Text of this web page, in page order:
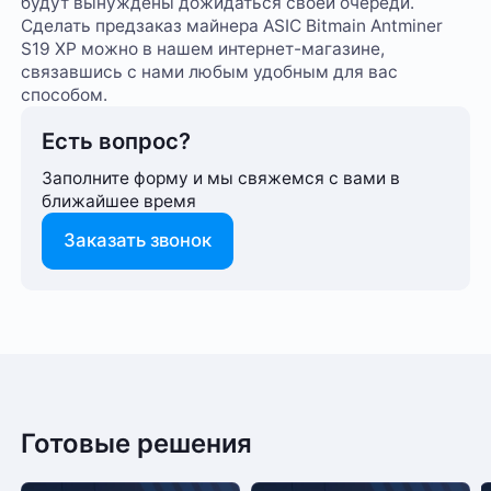
Сделать предзаказ майнера ASIC Bitmain Antminer
S19 XP можно в нашем интернет-магазине,
связавшись с нами любым удобным для вас
способом.
Есть вопрос?
Заполните форму и мы свяжемся с вами в
ближайшее время
Заказать звонок
Криптовалюта
Желаете оставить отзыв?
свяжется менеджер для уточнения деталей
доставки или размещения в одном из наших дата-
центров
Готовые решения